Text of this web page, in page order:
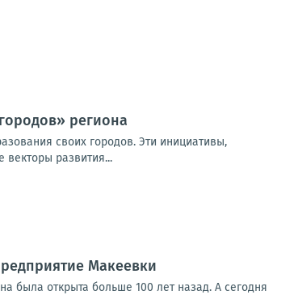
региона
своих городов. Эти инициативы,
векторы развития...
Макеевки
открыта больше 100 лет назад. А сегодня